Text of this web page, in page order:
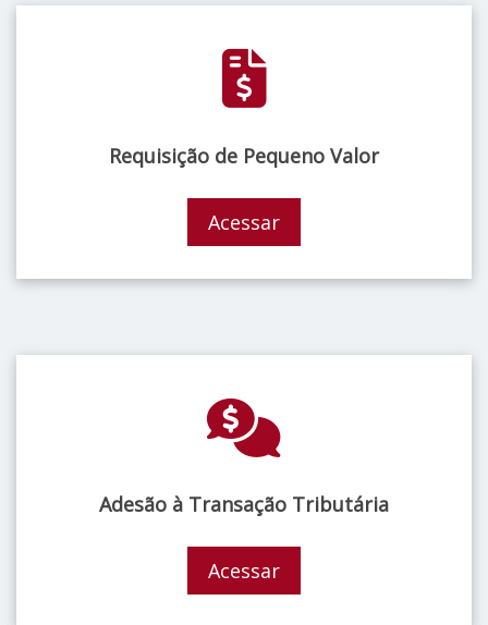
Requisição de Pequeno Valor
Acessar
Adesão à Transação Tributária
Acessar